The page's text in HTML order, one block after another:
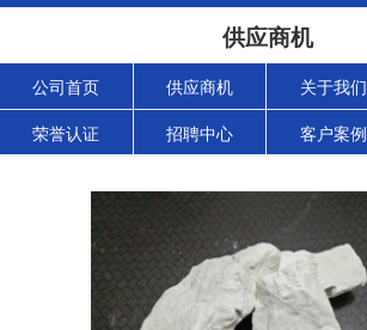
供应商机
公司首页 供应商机 关于我们
荣誉认证 招聘中心 客户案例